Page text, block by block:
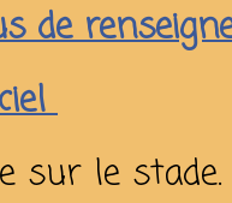
de
sur le stade.